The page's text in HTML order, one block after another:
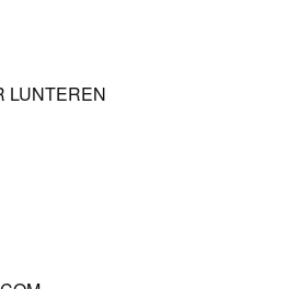
LUNTEREN